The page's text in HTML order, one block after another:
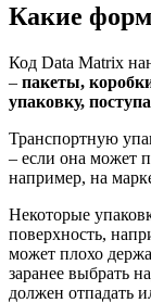
Какие
Код Data Matrix
– пакеты,
упаковку,
Транспортную
– если она может
например, на
Некоторые
поверхность,
может плохо
заранее выбрать
должен отпадать